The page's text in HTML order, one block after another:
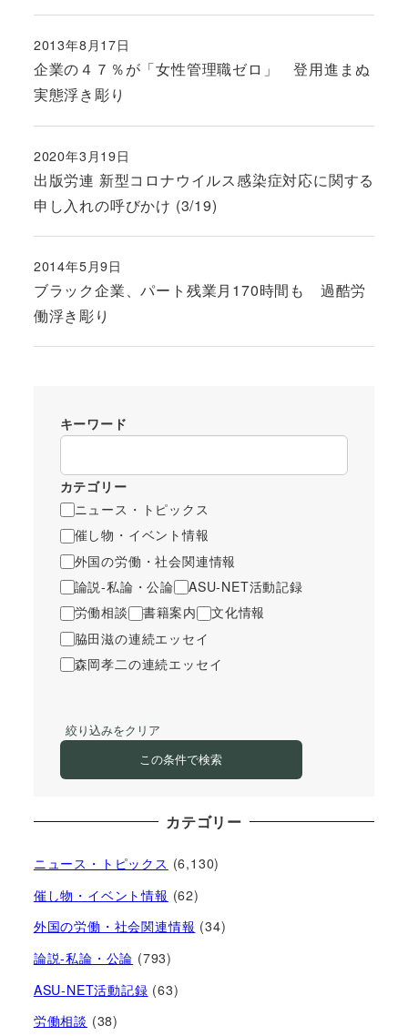
企業の４７％が「女性管理職ゼロ」 登用進まぬ
実態浮き彫り
投稿日
2013年8月17日
出版労連 新型コロナウイルス感染症対応に関する
申し入れの呼びかけ (3/19)
投稿日
2020年3月19日
ブラック企業、パート残業月170時間も 過酷労
働浮き彫り
投稿日
2014年5月9日
キーワード
カテゴリー
ニュース・トピックス
催し物・イベント情報
外国の労働・社会関連情報
論説-私論・公論
ASU-NET活動記録
労働相談
書籍案内
文化情報
脇田滋の連続エッセイ
森岡孝二の連続エッセイ
絞り込みをクリア
この条件で検索
カテゴリー
ニュース・トピックス (6,130)
催し物・イベント情報 (62)
外国の労働・社会関連情報 (34)
論説-私論・公論 (793)
ASU-NET活動記録 (63)
労働相談 (38)